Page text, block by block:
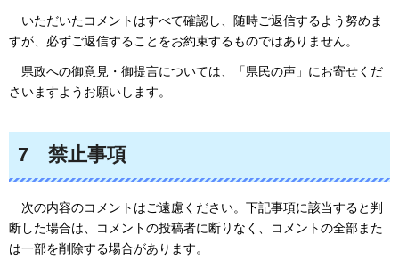
いただいたコメントはすべて確認し、随時ご返信するよう努めま
すが、必ずご返信することをお約束するものではありません。
県政への御意見・御提言については、「県民の声」にお寄せくだ
さいますようお願いします。
7 禁止事項
次の内容のコメントはご遠慮ください。下記事項に該当すると判
断した場合は、コメントの投稿者に断りなく、コメントの全部また
は一部を削除する場合があります。